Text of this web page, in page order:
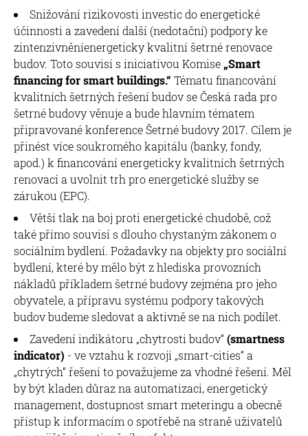
Snižování rizikovosti investic do energetické
účinnosti a zavedení další (nedotační) podpory ke
zintenzivněníenergeticky kvalitní šetrné renovace
budov. Toto souvisí s iniciativou Komise „Smart
financing for smart buildings.“ Tématu financování
kvalitních šetrných řešení budov se Česká rada pro
šetrné budovy věnuje a bude hlavním tématem
připravované konference Šetrné budovy 2017. Cílem je
přinést více soukromého kapitálu (banky, fondy,
apod.) k financování energeticky kvalitních šetrných
renovací a uvolnit trh pro energetické služby se
zárukou (EPC).
Větší tlak na boj proti energetické chudobě, což
také přímo souvisí s dlouho chystaným zákonem o
sociálním bydlení. Požadavky na objekty pro sociální
bydlení, které by mělo být z hlediska provozních
nákladů příkladem šetrné budovy zejména pro jeho
obyvatele, a přípravu systému podpory takových
budov budeme sledovat a aktivně se na nich podílet.
Zavedení indikátoru „chytrosti budov“(smartness
indicator) - ve vztahu k rozvoji „smart-cities“ a
„chytrých“ řešení to považujeme za vhodné řešení. Měl
by být kladen důraz na automatizaci, energetický
management, dostupnost smart meteringu a obecně
přístup k informacím o spotřebě na straně uživatelů